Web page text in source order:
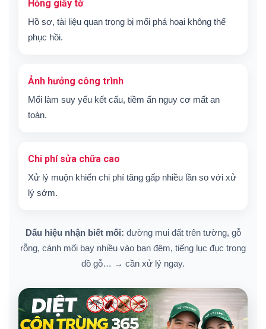
Hỏng giấy tờ
Hồ sơ, tài liệu quan trọng bị mối phá hoại không thể
phục hồi.
Ảnh hưởng công trình
Mối làm suy yếu kết cấu, tiềm ẩn nguy cơ mất an
toàn.
Chi phí sửa chữa cao
Xử lý muộn khiến chi phí tăng gấp nhiều lần so với xử
lý sớm.
Dấu hiệu nhận biết mối: đường mui đất trên tường, gỗ
rỗng, cánh mối bay nhiều vào ban đêm, tiếng lục đục trong
đồ gỗ… → cần xử lý ngay.